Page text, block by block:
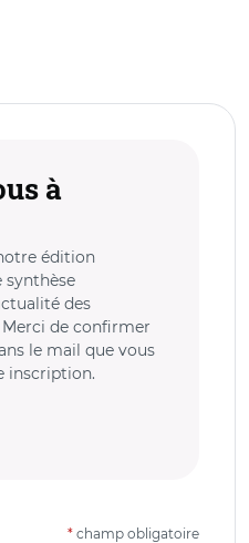
à
édition
des
de confirmer
le mail que vous
inscription.
* champ obligatoire